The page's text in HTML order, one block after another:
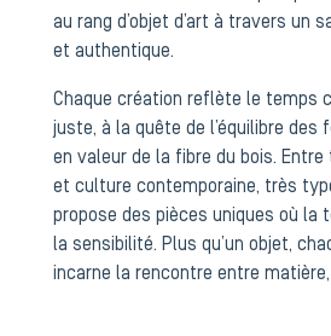
au rang d’objet d’art à travers un
et authentique.
Chaque création reflète le temps
juste, à la quête de l’équilibre des
en valeur de la fibre du bois.
et culture contemporaine, très
propose des pièces uniques où la
la sensibilité. Plus qu’un objet,
incarne la rencontre entre